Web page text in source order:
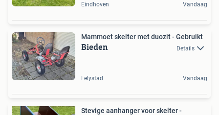
Eindhoven
Vandaag
Mammoet skelter met duozit - Gebruikt
Bieden Details
Lelystad Vandaag
Stevige aanhanger voor skelter -